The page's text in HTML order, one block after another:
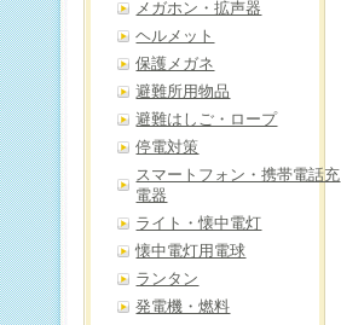
メガホン・拡声器
ヘルメット
保護メガネ
避難所用物品
避難はしご・ロープ
停電対策
スマートフォン・携帯電話充
電器
ライト・懐中電灯
懐中電灯用電球
ランタン
発電機・燃料